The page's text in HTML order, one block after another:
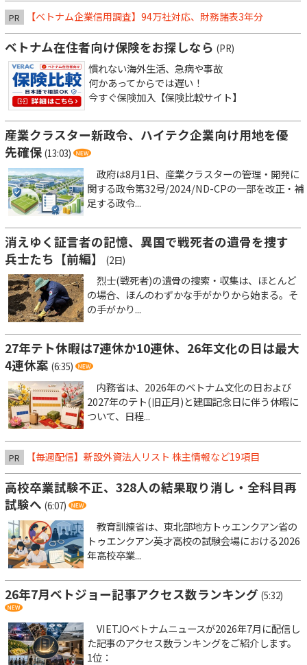
PR 【ベトナム企業信用調査】94万社対応、財務諸表3年分
ベトナム在住者向け保険をお探しなら (PR)
慣れない海外生活、急病や事故
何かあってからでは遅い！
今すぐ保険加入【保険比較サイト】
産業クラスター新政令、ハイテク企業向け用地を優
先確保 (13:03)
政府は8月1日、産業クラスターの管理・開発に
関する政令第32号/2024/ND-CPの一部を改正・補
足する政令...
消えゆく証言者の記憶、異国で戦死者の遺骨を捜す
兵士たち【前編】
(2日)
烈士(戦死者)の遺骨の捜索・収集は、ほとんど
の場合、ほんのわずかな手がかりから始まる。そ
の手がかり...
27年テト休暇は7連休か10連休、26年文化の日は最大
4連休案 (6:35)
内務省は、2026年のベトナム文化の日および
2027年のテト(旧正月)と建国記念日に伴う休暇に
ついて、日程...
PR 【毎週配信】新設外資法人リスト 株主情報など19項目
高校卒業試験不正、328人の結果取り消し・全科目再
試験へ (6:07)
教育訓練省は、東北部地方トゥエンクアン省の
トゥエンクアン英才高校の試験会場における2026
年高校卒業...
26年7月ベトジョー記事アクセス数ランキング (5:32)
VIETJOベトナムニュースが2026年7月に配信し
た記事のアクセス数ランキングをご紹介します。
1位：